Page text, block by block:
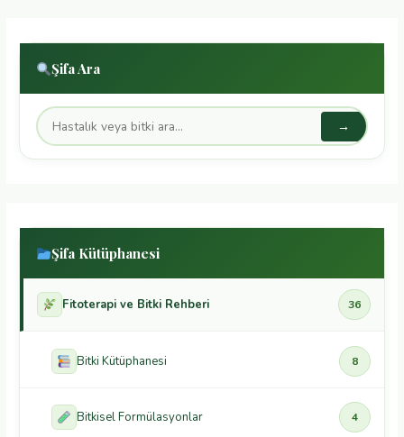
Şifa Ara
→
Şifa Kütüphanesi
Fitoterapi ve Bitki Rehberi 36
Bitki Kütüphanesi 8
Bitkisel Formülasyonlar 4